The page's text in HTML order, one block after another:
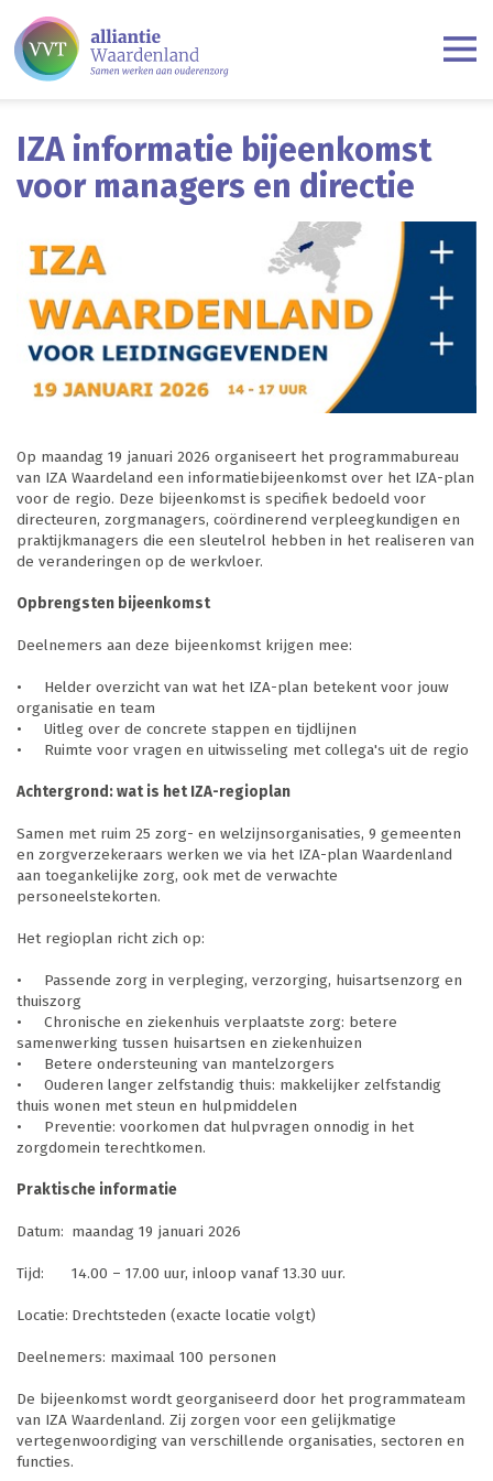
IZA informatie bijeenkomst
voor managers en directie
Op maandag 19 januari 2026 organiseert het programmabureau
van IZA Waardeland een informatiebijeenkomst over het IZA-plan
voor de regio. Deze bijeenkomst is specifiek bedoeld voor
directeuren, zorgmanagers, coördinerend verpleegkundigen en
praktijkmanagers die een sleutelrol hebben in het realiseren van
de veranderingen op de werkvloer.
Opbrengsten bijeenkomst
Deelnemers aan deze bijeenkomst krijgen mee:
•
Helder overzicht van wat het IZA-plan betekent voor jouw
organisatie en team
•
Uitleg over de concrete stappen en tijdlijnen
•
Ruimte voor vragen en uitwisseling met collega's uit de regio
Achtergrond: wat is het IZA-regioplan
Samen met ruim 25 zorg- en welzijnsorganisaties, 9 gemeenten
en zorgverzekeraars werken we via het IZA-plan Waardenland
aan toegankelijke zorg, ook met de verwachte
personeelstekorten.
Het regioplan richt zich op:
•
Passende zorg in verpleging, verzorging, huisartsenzorg en
thuiszorg
•
Chronische en ziekenhuis verplaatste zorg: betere
samenwerking tussen huisartsen en ziekenhuizen
•
Betere ondersteuning van mantelzorgers
•
Ouderen langer zelfstandig thuis: makkelijker zelfstandig
thuis wonen met steun en hulpmiddelen
•
Preventie: voorkomen dat hulpvragen onnodig in het
zorgdomein terechtkomen.
Praktische informatie
Datum: maandag 19 januari 2026
Tijd: 14.00 – 17.00 uur, inloop vanaf 13.30 uur.
Locatie: Drechtsteden (exacte locatie volgt)
Deelnemers: maximaal 100 personen
De bijeenkomst wordt georganiseerd door het programmateam
van IZA Waardenland. Zij zorgen voor een gelijkmatige
vertegenwoordiging van verschillende organisaties, sectoren en
functies.